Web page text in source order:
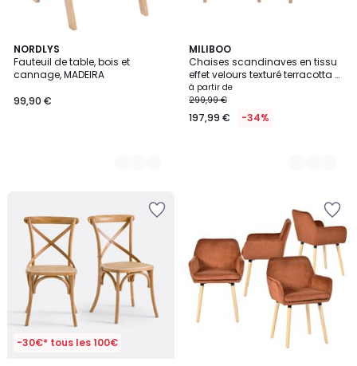
NORDLYS
Fauteuil de table, bois et
cannage, MADEIRA
99,90 €
2
Couleurs
MILIBOO
Chaises scandinaves en tissu
effet velours texturé terracotta et
bois clair massif (lot de 2) HOLO
à partir de
299,99 €
197,99 € -34%
7
Couleurs
-30€* tous les 100€